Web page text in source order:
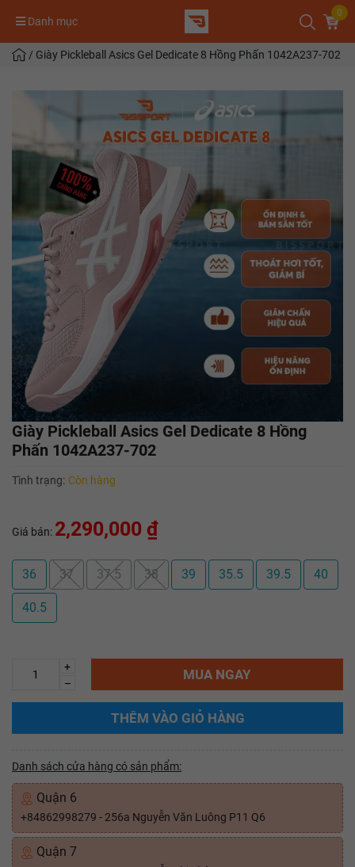
Danh mục
0
/ Giày Pickleball Asics Gel Dedicate 8 Hồng Phấn 1042A237-702
Giày Pickleball Asics Gel Dedicate 8 Hồng
Phấn 1042A237-702
Tình trạng: Còn hàng
Giá bán: 2,290,000 ₫
36 37 37.5 38 39 35.5 39.5 40
40.5
+
–
MUA NGAY
THÊM VÀO GIỎ HÀNG
Danh sách cửa hàng có sản phẩm:
Quận 6
+84862998279 - 256a Nguyễn Văn Luông P11 Q6
Quận 7